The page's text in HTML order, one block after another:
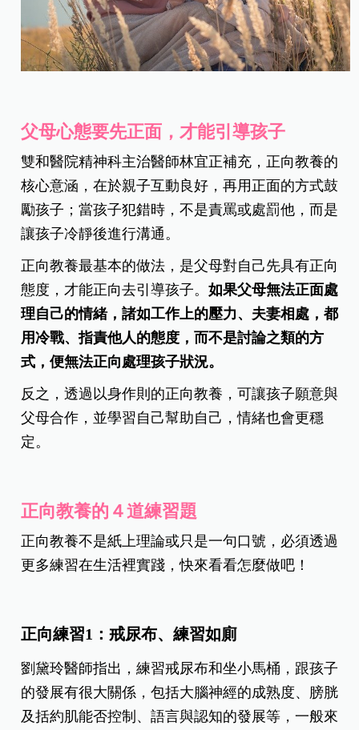
父母心態要先正面，才能引導孩子
雙和醫院精神科主治醫師林宜正補充，正向教養的
核心意涵，在於親子互動良好，再用正面的方式鼓
勵孩子；當孩子犯錯時，不是責罵或處罰他，而是
讓孩子冷靜後進行溝通。
正向教養最基本的做法，是父母對自己先具有正向
態度，才能正向去引導孩子。如果父母無法正面處
理自己的情緒，諸如工作上的壓力、夫妻相處，都
用冷戰、指責他人的態度，而不是討論之類的方
式，便無法正向處理孩子狀況。
反之，透過以身作則的正向教養，可讓孩子願意與
父母合作，並學習自己幫助自己，情緒也會更穩
定。
正向教養的４道練習題
正向教養不是紙上理論或只是一句口號，必須透過
更多練習在生活裡實踐，快來看看怎麼做吧！
正向練習1：戒尿布、練習如廁
劉黛玲醫師指出，練習戒尿布和坐小馬桶，跟孩子
的發展有很大關係，包括大腦神經的成熟度、膀胱
及括約肌能否控制、語言與認知的發展等，一般來